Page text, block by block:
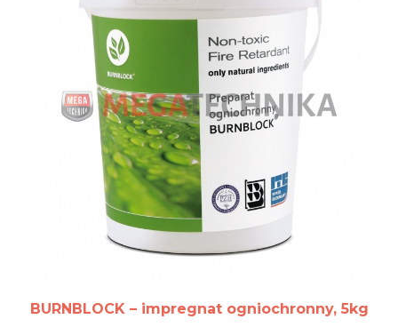
BURNBLOCK – impregnat ogniochronny, 5kg